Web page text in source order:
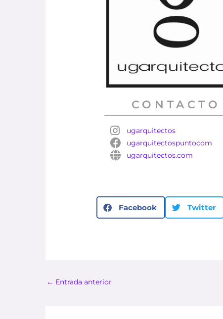
CONTACTO
ugarquitectos
ugarquitectospuntocom
ugarquitectos.com
Facebook Twitter
← Entrada anterior